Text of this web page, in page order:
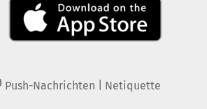
Push-Nachrichten Netiquette